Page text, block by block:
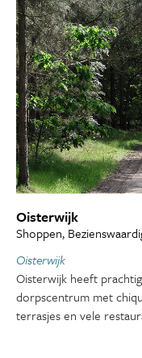
Oisterwijk
Shoppen,
Oisterwijk
Oisterwijk heeft
dorpscentrum met
terrasjes en vele